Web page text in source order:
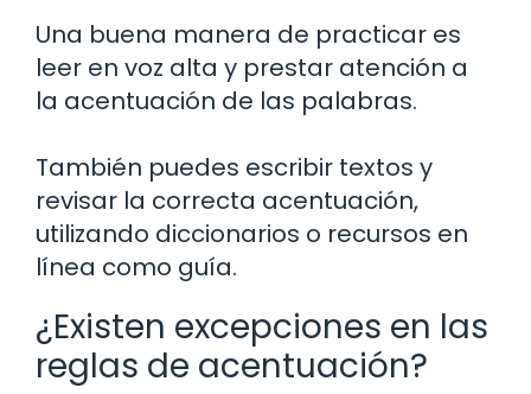
Una buena manera de practicar es
leer en voz alta y prestar atención a
la acentuación de las palabras.
También puedes escribir textos y
revisar la correcta acentuación,
utilizando diccionarios o recursos en
línea como guía.
¿Existen excepciones en las
reglas de acentuación?